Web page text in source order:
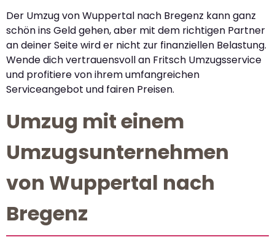
Der Umzug von Wuppertal nach Bregenz kann ganz
schön ins Geld gehen, aber mit dem richtigen Partner
an deiner Seite wird er nicht zur finanziellen Belastung.
Wende dich vertrauensvoll an Fritsch Umzugsservice
und profitiere von ihrem umfangreichen
Serviceangebot und fairen Preisen.
Umzug mit einem
Umzugsunternehmen
von Wuppertal nach
Bregenz